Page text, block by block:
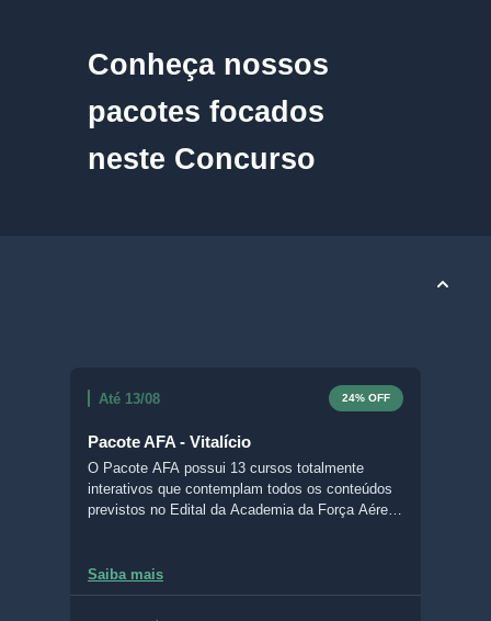
Conheça nossos
pacotes focados
neste Concurso
Até 13/08 24% OFF
Pacote AFA - Vitalício
O Pacote AFA possui 13 cursos totalmente
interativos que contemplam todos os conteúdos
previstos no Edital da Academia da Força Aérea.
e fazer questões no próprio material, acompanhar
suas estatísticas de desenvolvimento, deixar
Saiba mais